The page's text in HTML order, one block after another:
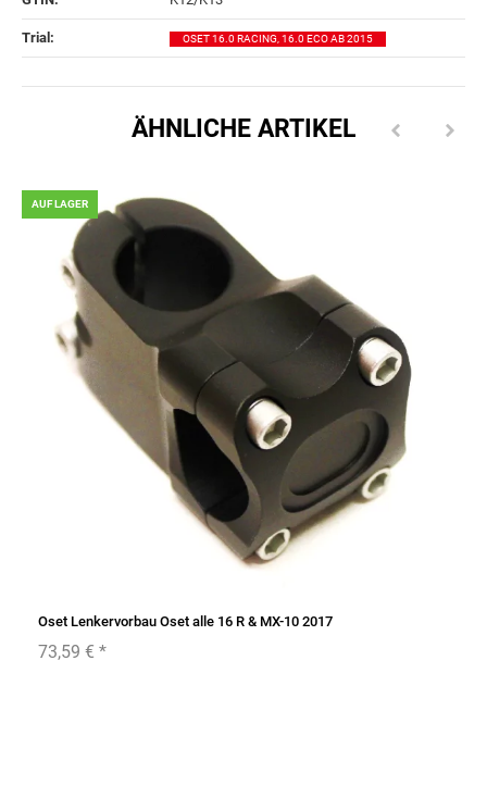
Trial‍: OSET 16.0 RACING, 16.0 ECO AB 2015
ÄHNLICHE ARTIKEL
AUF LAGER
Oset Lenkervorbau Oset alle 16 R & MX-10 2017
73,59 € *